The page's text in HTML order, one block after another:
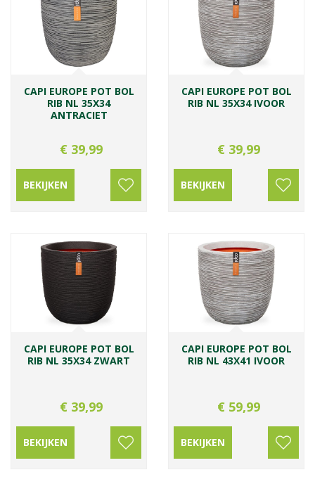
CAPI EUROPE POT BOL
RIB NL 35X34
ANTRACIET
€ 39,99
BEKIJKEN
CAPI EUROPE POT BOL
RIB NL 35X34 IVOOR
€ 39,99
BEKIJKEN
CAPI EUROPE POT BOL
RIB NL 35X34 ZWART
€ 39,99
BEKIJKEN
CAPI EUROPE POT BOL
RIB NL 43X41 IVOOR
€ 59,99
BEKIJKEN